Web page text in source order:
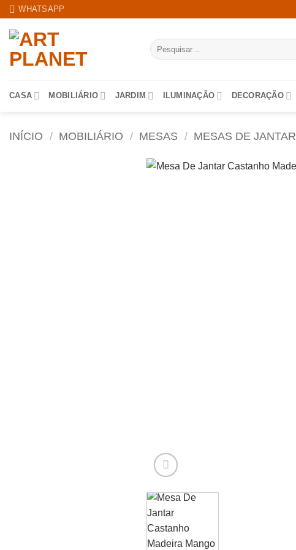
Skip
content
WHATSAPP
Pesquisar
por:
CASA MOBILIÁRIO JARDIM ILUMINAÇÃO DECORAÇÃO
INÍCIO / MOBILIÁRIO / MESAS / MESAS DE JANTAR